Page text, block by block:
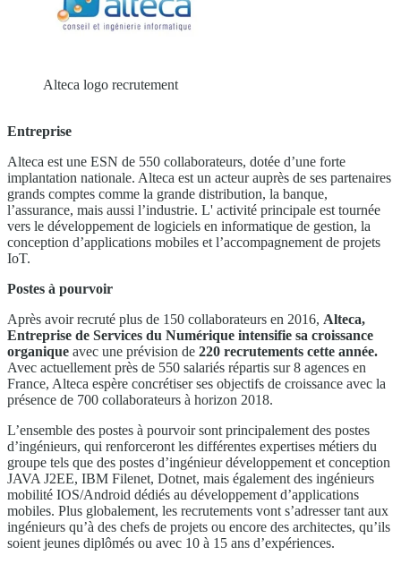
Alteca logo recrutement
Entreprise
Alteca est une ESN de 550 collaborateurs, dotée d’une forte
implantation nationale. Alteca est un acteur auprès de ses partenaires
grands comptes comme la grande distribution, la banque,
l’assurance, mais aussi l’industrie. L' activité principale est tournée
vers le développement de logiciels en informatique de gestion, la
conception d’applications mobiles et l’accompagnement de projets
IoT.
Postes à pourvoir
Après avoir recruté plus de 150 collaborateurs en 2016, Alteca,
Entreprise de Services du Numérique intensifie sa croissance
organique avec une prévision de 220 recrutements cette année.
Avec actuellement près de 550 salariés répartis sur 8 agences en
France, Alteca espère concrétiser ses objectifs de croissance avec la
présence de 700 collaborateurs à horizon 2018.
L’ensemble des postes à pourvoir sont principalement des postes
d’ingénieurs, qui renforceront les différentes expertises métiers du
groupe tels que des postes d’ingénieur développement et conception
JAVA J2EE, IBM Filenet, Dotnet, mais également des ingénieurs
mobilité IOS/Android dédiés au développement d’applications
mobiles. Plus globalement, les recrutements vont s’adresser tant aux
ingénieurs qu’à des chefs de projets ou encore des architectes, qu’ils
soient jeunes diplômés ou avec 10 à 15 ans d’expériences.